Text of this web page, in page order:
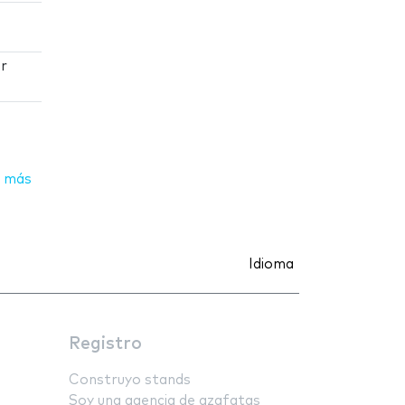
Idioma
Registro
Construyo stands
Soy una agencia de azafatas